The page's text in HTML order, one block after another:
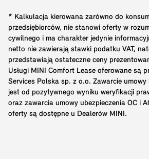
* Kalkulacja kierowana zarówno do
przedsiębiorców, nie stanowi oferty w
cywilnego i ma charakter jedynie
netto nie zawierają stawki podatku VAT,
przedstawiają ostateczne ceny
Usługi MINI Comfort Lease oferowane są
Services Polska sp. z o.o. Zawarcie
jest od pozytywnego wyniku weryfikacji
oraz zawarcia umowy ubezpieczenia OC i
oferty są dostępne u Dealerów MINI.